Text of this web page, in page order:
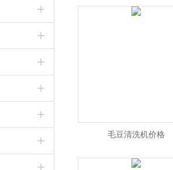
毛豆清洗机价格